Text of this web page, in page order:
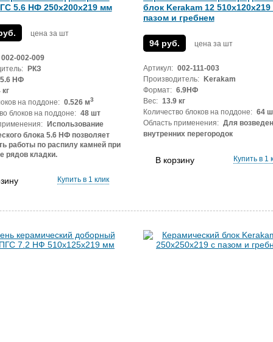
5.6 НФ 250х200х219 мм
цена за шт
002-009
РКЗ
НФ
на поддоне: 0.526 м3
блоков на поддоне: 48 шт
Использование
блока 5.6 НФ позволяет
работы по распилу камней при
рядов кладки.
Купить в 1 клик
блок Kerakam 12 510х120х219
пазом и гребнем
94 руб. цена за шт
Артикул: 002-111-003
Производитель:
Kerakam
Формат: 6.9НФ
Вес: 13.9 кг
Количество блоков на поддоне: 64
Область применения: Для
внутренних перегородок
В корзину Купить в 1